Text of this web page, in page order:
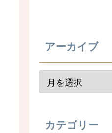
アーカイブ
カテゴリー